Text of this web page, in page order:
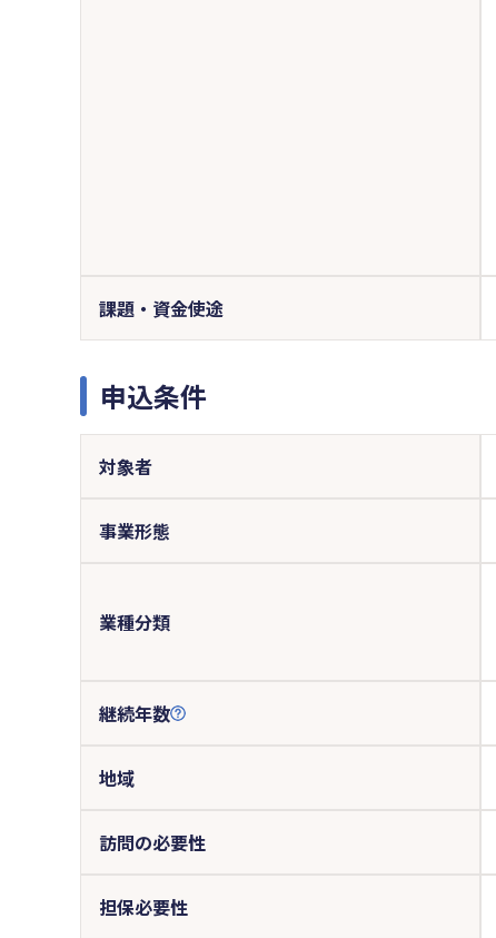
課題・資金使途
申込条件
対象者
事業形態
業種分類
継続年数
地域
訪問の必要性
担保必要性